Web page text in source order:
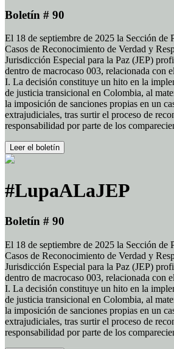
Boletín # 90
El 18 de septiembre de 2025 la Sección de
Casos de Reconocimiento de Verdad y
Jurisdicción Especial para la Paz (JEP)
dentro de macrocaso 003, relacionada con
I. La decisión constituye un hito en la
de justicia transicional en Colombia, al
la imposición de sanciones propias en un
extrajudiciales, tras surtir el proceso de
responsabilidad por parte de los
Leer el boletín
#LupaALaJEP
Boletín # 90
El 18 de septiembre de 2025 la Sección de
Casos de Reconocimiento de Verdad y
Jurisdicción Especial para la Paz (JEP)
dentro de macrocaso 003, relacionada con
I. La decisión constituye un hito en la
de justicia transicional en Colombia, al
la imposición de sanciones propias en un
extrajudiciales, tras surtir el proceso de
responsabilidad por parte de los